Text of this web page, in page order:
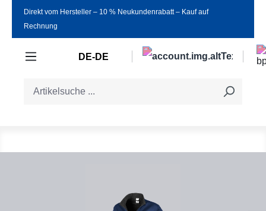
Zum Hauptinhalt springen
Direkt vom Hersteller ‒ 10 % Neukundenrabatt ‒ Kauf auf
Rechnung
DE-DE